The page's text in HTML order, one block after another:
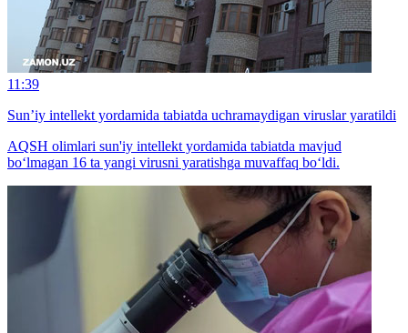
11:39
Sun’iy intellekt yordamida tabiatda uchramaydigan viruslar yaratildi
AQSH olimlari sun'iy intellekt yordamida tabiatda mavjud
bo‘lmagan 16 ta yangi virusni yaratishga muvaffaq bo‘ldi.